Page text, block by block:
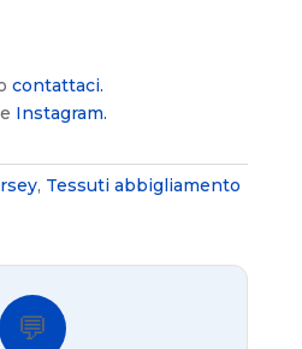
contattaci.
Instagram.
, Tessuti abbigliamento
💬